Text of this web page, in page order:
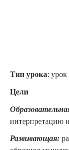
Тип урока:
Цели
О
интерпретацию
Развивающая: